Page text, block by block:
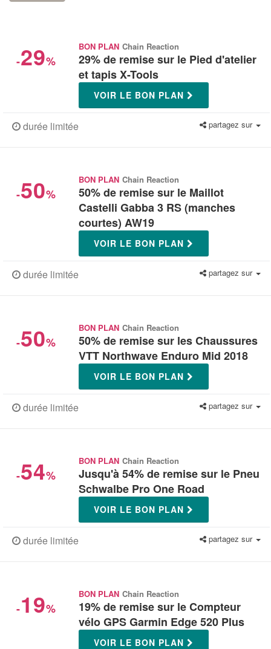
-29%
BON PLAN Chain Reaction
29% de remise sur le Pied d'atelier
et tapis X-Tools
VOIR LE BON PLAN
durée limitée partagez sur
-50%
BON PLAN Chain Reaction
50% de remise sur le Maillot
Castelli Gabba 3 RS (manches
courtes) AW19
VOIR LE BON PLAN
durée limitée partagez sur
-50%
BON PLAN Chain Reaction
50% de remise sur les Chaussures
VTT Northwave Enduro Mid 2018
VOIR LE BON PLAN
durée limitée partagez sur
-54%
BON PLAN Chain Reaction
Jusqu'à 54% de remise sur le Pneu
Schwalbe Pro One Road
VOIR LE BON PLAN
durée limitée partagez sur
-19%
BON PLAN Chain Reaction
19% de remise sur le Compteur
vélo GPS Garmin Edge 520 Plus
VOIR LE BON PLAN